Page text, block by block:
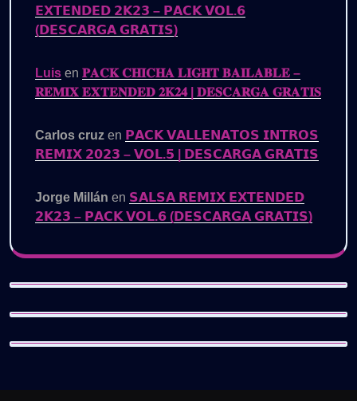
𝗘𝗫𝗧𝗘𝗡𝗗𝗘𝗗 𝟮𝗞𝟮𝟯 – 𝗣𝗔𝗖𝗞 𝗩𝗢𝗟.𝟲
(𝗗𝗘𝗦𝗖𝗔𝗥𝗚𝗔 𝗚𝗥𝗔𝗧𝗜𝗦)
Luis en 𝐏𝐀𝐂𝐊 𝐂𝐇𝐈𝐂𝐇𝐀 𝐋𝐈𝐆𝐇𝐓 𝐁𝐀𝐈𝐋𝐀𝐁𝐋𝐄 –
𝐑𝐄𝐌𝐈𝐗 𝐄𝐗𝐓𝐄𝐍𝐃𝐄𝐃 𝟐𝐊𝟐𝟒 | 𝐃𝐄𝐒𝐂𝐀𝐑𝐆𝐀 𝐆𝐑𝐀𝐓𝐈𝐒
Carlos cruz en 𝗣𝗔𝗖𝗞 𝗩𝗔𝗟𝗟𝗘𝗡𝗔𝗧𝗢𝗦 𝗜𝗡𝗧𝗥𝗢𝗦
𝗥𝗘𝗠𝗜𝗫 𝟮𝟬𝟮𝟯 – 𝗩𝗢𝗟.𝟱 | 𝗗𝗘𝗦𝗖𝗔𝗥𝗚𝗔 𝗚𝗥𝗔𝗧𝗜𝗦
Jorge Millán en 𝗦𝗔𝗟𝗦𝗔 𝗥𝗘𝗠𝗜𝗫 𝗘𝗫𝗧𝗘𝗡𝗗𝗘𝗗
𝟮𝗞𝟮𝟯 – 𝗣𝗔𝗖𝗞 𝗩𝗢𝗟.𝟲 (𝗗𝗘𝗦𝗖𝗔𝗥𝗚𝗔 𝗚𝗥𝗔𝗧𝗜𝗦)